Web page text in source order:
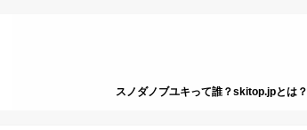
スノダノブユキって誰？skitop.jpとは？